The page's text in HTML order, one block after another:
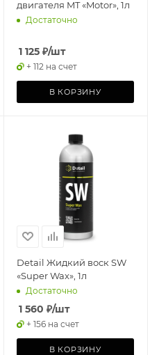
двигателя MT «Motor», 1л
Достаточно
1 125₽/шт
+ 112 на счет
В КОРЗИНУ
Detail Жидкий воск SW
«Super Wax», 1л
Достаточно
1 560 ₽/шт
+ 156 на счет
В КОРЗИНУ